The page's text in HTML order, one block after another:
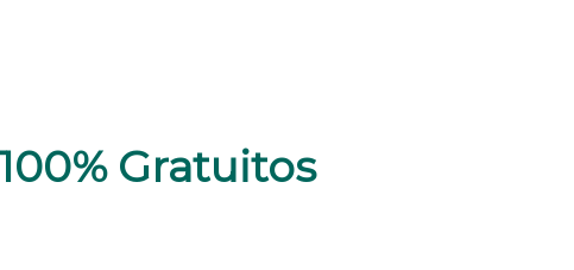
Gratuitos